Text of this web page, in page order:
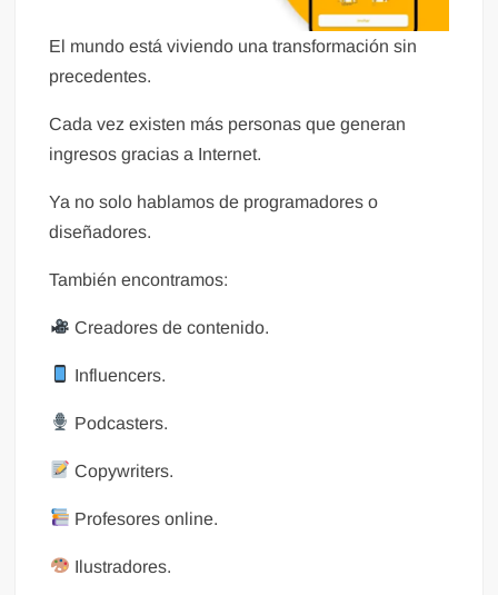
El mundo está viviendo una transformación sin
precedentes.
Cada vez existen más personas que generan
ingresos gracias a Internet.
Ya no solo hablamos de programadores o
diseñadores.
También encontramos:
Creadores de contenido.
Influencers.
Podcasters.
Copywriters.
Profesores online.
Ilustradores.